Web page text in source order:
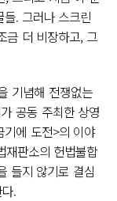
. 그러나 스크린
금 더 비장하고, 그
기념해 전쟁없는
공동 주최한 상영
에 도전>의 이야
재판소의 헌법불합
들지 않기로 결심
.